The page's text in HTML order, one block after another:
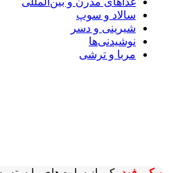
سالاد و سوپ
شیرینی و دسر
نوشیدنی‌ها
مربا و ترشی